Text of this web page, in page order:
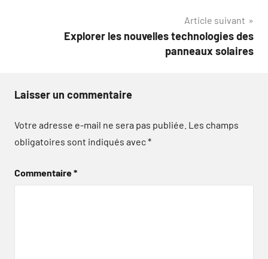
Article suivant
Explorer les nouvelles technologies des
panneaux solaires
Laisser un commentaire
Votre adresse e-mail ne sera pas publiée. Les champs
obligatoires sont indiqués avec*
Commentaire*